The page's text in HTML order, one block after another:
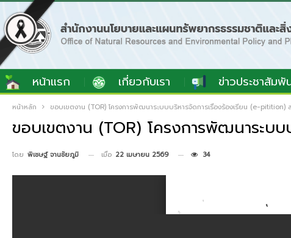
หน้าแรก เกี่ยวกับเรา ข่าวประชาสัมพั
หน้าหลัก ขอบเขตงาน (TOR) โครงการพัฒนาระบบบริหารจัดการเรื่องร้องเรียน (e-pitition)
ขอบเขตงาน (TOR) โครงการพัฒนาระบ
โดย พิเชษฐ์ จานชัยภูมิ เมื่อ 22 เมษายน 2569 34